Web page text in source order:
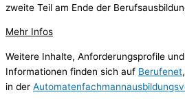
zweite Teil am Ende der
Mehr Infos
Weitere Inhalte, Anforderungsprofile
Informationen finden sich auf Berufenet
in der